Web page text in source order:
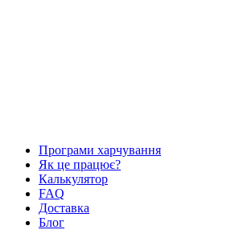
Програми харчування
Як це працює?
Калькулятор
FAQ
Доставка
Блог